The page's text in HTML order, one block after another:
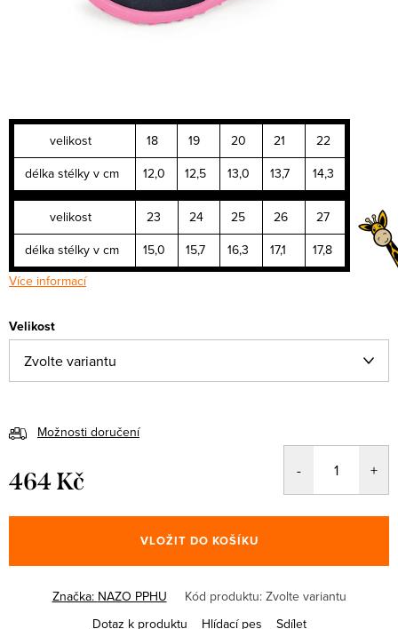
velikost 18 19 20 21
22
délka stélky v cm
12,0 12,5 13,0 13,7 14,3
velikost 23 24 25 26
27
délka stélky v cm
15,0 15,7 16,3 17,1
17,8
Více informací
Velikost
Možnosti doručení
464 Kč
cena:
VLOŽIT DO KOŠÍKU
Značka: NAZO PPHU Kód produktu: Zvolte variantu
Dotaz k produktu
Hlídací pes Sdílet